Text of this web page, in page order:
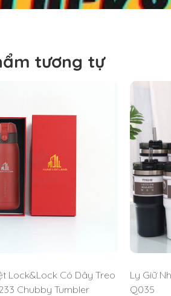
ngoài như thế nào; cũng như điểm nổi
tương tự
Lock&Lock Có Dây Treo
Chubby Tumbler
Ly Giữ
Q035